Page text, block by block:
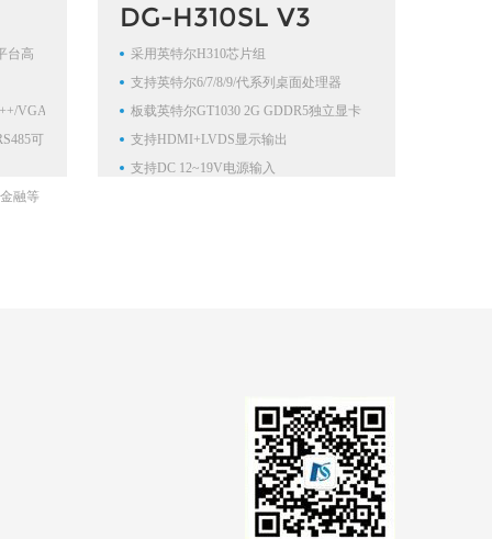
台高
VGA,
可
融等
DG-H310SL V3
采用英特尔H310芯片组
支持英特尔6/7/8/9/代系列桌面处理器
板载英特尔GT1030 2G GDDR5独立显卡
支持HDMI+LVDS显示输出
支持DC 12~19V电源输入